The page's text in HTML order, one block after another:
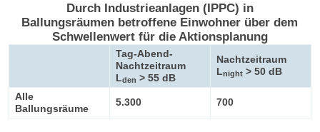
Tag-Abend-
Nachtzeitraum
Lden > 55 dB
Nachtzeitraum
Lnight> 50 dB
Durch Industrieanlagen (IPPC) in
Ballungsräumen betroffene Einwohner über dem
Schwellenwert für die Aktionsplanung
Alle
Ballungsräume
5.300 700